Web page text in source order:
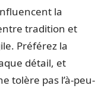
la
tradition et
Préférez la
détail, et
tolère pas l’à-peu-